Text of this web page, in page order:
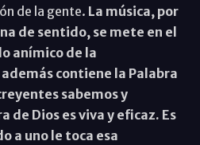
de la gente. La música, por
de sentido, se mete en el
anímico de la
contiene la Palabra
sabemos y
de Dios es viva y eficaz. Es
a uno le toca esa